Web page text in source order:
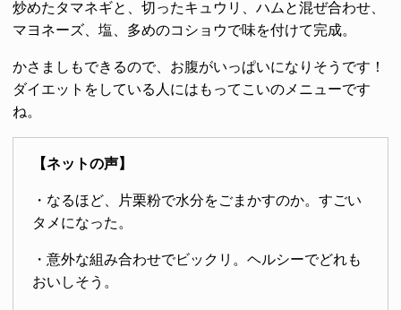
炒めたタマネギと、切ったキュウリ、ハムと混ぜ合わせ、
マヨネーズ、塩、多めのコショウで味を付けて完成。
かさましもできるので、お腹がいっぱいになりそうです！
ダイエットをしている人にはもってこいのメニューです
ね。
【ネットの声】
・なるほど、片栗粉で水分をごまかすのか。すごい
タメになった。
・意外な組み合わせでビックリ。ヘルシーでどれも
おいしそう。